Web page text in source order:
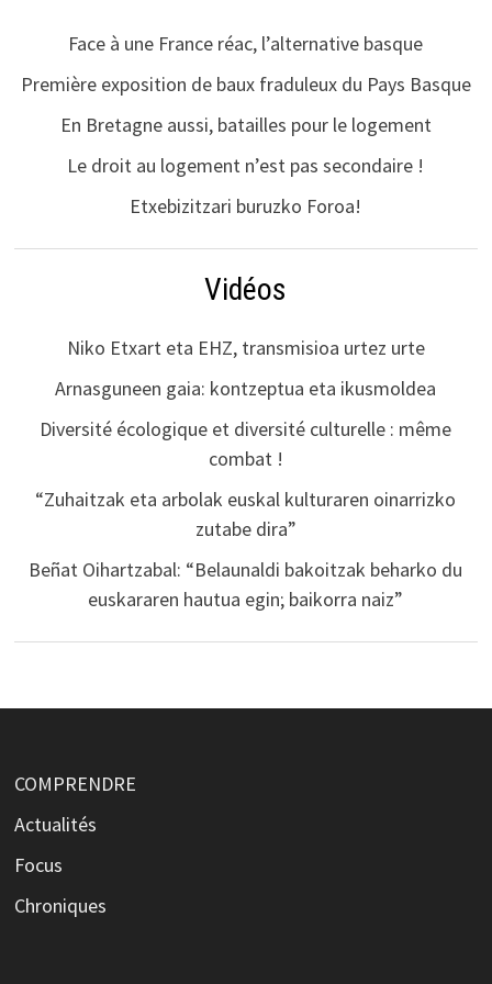
Face à une France réac, l’alternative basque
Première exposition de baux fraduleux du Pays Basque
En Bretagne aussi, batailles pour le logement
Le droit au logement n’est pas secondaire !
Etxebizitzari buruzko Foroa!
Vidéos
Niko Etxart eta EHZ, transmisioa urtez urte
Arnasguneen gaia: kontzeptua eta ikusmoldea
Diversité écologique et diversité culturelle : même
combat !
“Zuhaitzak eta arbolak euskal kulturaren oinarrizko
zutabe dira”
Beñat Oihartzabal: “Belaunaldi bakoitzak beharko du
euskararen hautua egin; baikorra naiz”
COMPRENDRE
Actualités
Focus
Chroniques